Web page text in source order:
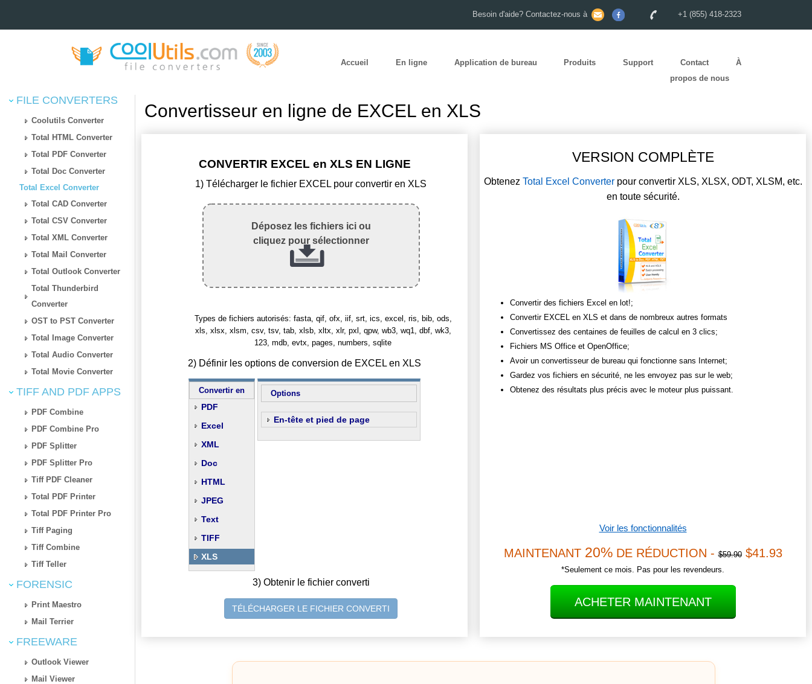
Besoin d'aide? Contactez-nous à +1 (855) 418-2323
Accueil En ligne Application de bureau Produits Support Contact
À
propos de nous
FILE CONVERTERS
Coolutils Converter
Total HTML Converter
Total PDF Converter
Total Doc Converter
Total Excel Converter
Total CAD Converter
Total CSV Converter
Total XML Converter
Total Mail Converter
Total Outlook Converter
Total Thunderbird
Converter
OST to PST Converter
Total Image Converter
Total Audio Converter
Total Movie Converter
TIFF AND PDF APPS
PDF Combine
PDF Combine Pro
PDF Splitter
PDF Splitter Pro
Tiff PDF Cleaner
Total PDF Printer
Total PDF Printer Pro
Tiff Paging
Tiff Combine
Tiff Teller
FORENSIC
Print Maestro
Mail Terrier
FREEWARE
Outlook Viewer
Mail Viewer
Convertisseur en ligne de EXCEL en XLS
CONVERTIR EXCEL en XLS EN LIGNE
1) Télécharger le fichier EXCEL pour convertir en XLS
Déposez les fichiers ici ou
cliquez pour sélectionner
Types de fichiers autorisés: fasta, qif, ofx, iif, srt, ics, excel, ris, bib, ods,
xls, xlsx, xlsm, csv, tsv, tab, xlsb, xltx, xlr, pxl, qpw, wb3, wq1, dbf, wk3,
123, mdb, evtx, pages, numbers, sqlite
2) Définir les options de conversion de EXCEL en XLS
Convertir en
PDF
Excel
XML
Doc
HTML
JPEG
Text
TIFF
XLS
Options
En-tête et pied de page
3) Obtenir le fichier converti
TÉLÉCHARGER LE FICHIER CONVERTI
VERSION COMPLÈTE
Obtenez Total Excel Converterpour convertir XLS, XLSX, ODT, XLSM, etc.
en toute sécurité.
Convertir des fichiers Excel en lot!;
Convertir EXCEL en XLS et dans de nombreux autres formats
Convertissez des centaines de feuilles de calcul en 3 clics;
Fichiers MS Office et OpenOffice;
Avoir un convertisseur de bureau qui fonctionne sans Internet;
Gardez vos fichiers en sécurité, ne les envoyez pas sur le web;
Obtenez des résultats plus précis avec le moteur plus puissant.
Voir les fonctionnalités
MAINTENANT 20%DE RÉDUCTION -$59.90$41.93
*Seulement ce mois. Pas pour les revendeurs.
ACHETER MAINTENANT